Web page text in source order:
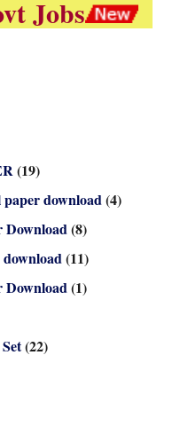
Jobs
(19)
download(4)
Download(8)
(11)
Download(1)
(22)